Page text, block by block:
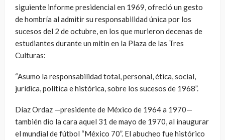
siguiente informe presidencial en 1969, ofreció un gesto
de hombría al admitir su responsabilidad única por los
sucesos del 2 de octubre, en los que murieron decenas de
estudiantes durante un mitin en la Plaza de las Tres
Culturas:
“Asumo la responsabilidad total, personal, ética, social,
jurídica, política e histórica, sobre los sucesos de 1968”.
Díaz Ordaz —presidente de México de 1964 a 1970—
también dio la cara aquel 31 de mayo de 1970, al inaugurar
el mundial de fútbol “México 70”. El abucheo fue histórico